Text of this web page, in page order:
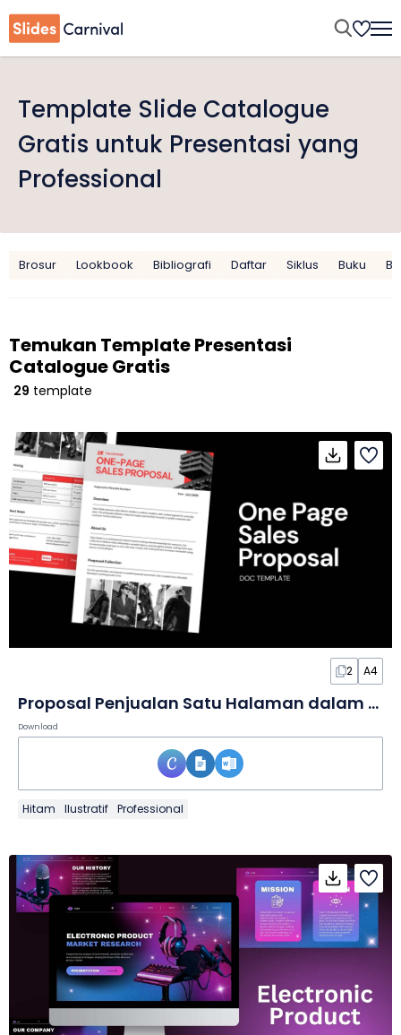
Template Slide Catalogue
Gratis untuk Presentasi yang
Professional
Brosur Lookbook Bibliografi Daftar Siklus Buku
Temukan Template Presentasi
Catalogue Gratis
29 template
2 A4
Proposal Penjualan Satu Halaman dalam Dokumen
Download
Hitam Ilustratif Professional